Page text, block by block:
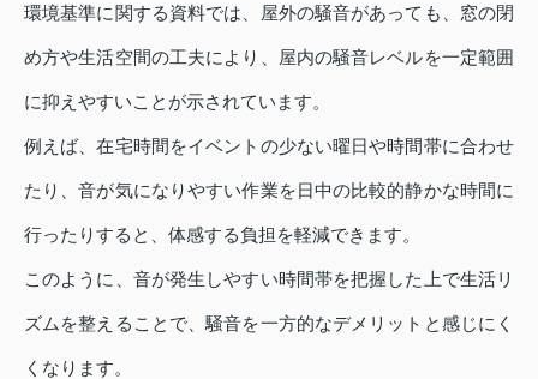
環境基準に関する資料では、屋外の騒音があっても、窓の閉
め方や生活空間の工夫により、屋内の騒音レベルを一定範囲
に抑えやすいことが示されています。
例えば、在宅時間をイベントの少ない曜日や時間帯に合わせ
たり、音が気になりやすい作業を日中の比較的静かな時間に
行ったりすると、体感する負担を軽減できます。
このように、音が発生しやすい時間帯を把握した上で生活リ
ズムを整えることで、騒音を一方的なデメリットと感じにく
くなります。